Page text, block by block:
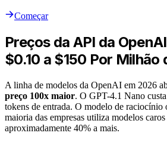
Começar
Preços da API da
$0.10 a $150 Por Milhão
A linha de modelos da OpenAI em 2026
preço 100x maior. O GPT-4.1 Nano
tokens de entrada. O modelo de raciocínio
maioria das empresas utiliza modelos
aproximadamente 40% a mais.